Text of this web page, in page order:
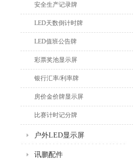
安全生产记录牌
LED天数倒计时牌
LED值班公告牌
彩票奖池显示屏
银行汇率/利率牌
房价金价牌显示屏
比赛计时记分牌
户外LED显示屏
讯鹏配件